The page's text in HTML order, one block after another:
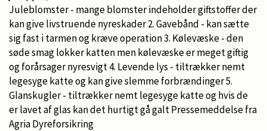
Juleblomster - mange blomster indeholder giftstoffer der
kan give livstruende nyreskader 2. Gavebånd - kan sætte
sig fast i tarmen og kræve operation 3. Kølevæske - den
søde smag lokker katten men kølevæske er meget giftig
og forårsager nyresvigt 4. Levende lys - tiltrækker nemt
legesyge katte og kan give slemme forbrændinger 5.
Glanskugler - tiltrækker nemt legesyge katte og hvis de
er lavet af glas kan det hurtigt gå galt Pressemeddelse fra
Agria Dyreforsikring